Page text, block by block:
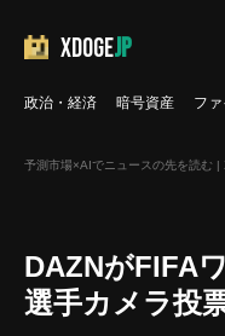
XDOGEJP
政治・経済 暗号資産 フ
予測市場×AIでニュースの先を読む |
DAZNがFIFA
選手カメラ投